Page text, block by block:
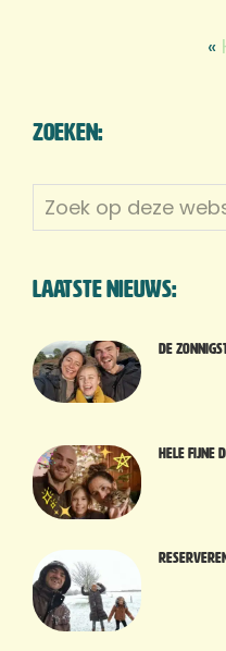
«
Zoeken:
Zoek
op
website
Laatste nieuws:
De
Hele fijne